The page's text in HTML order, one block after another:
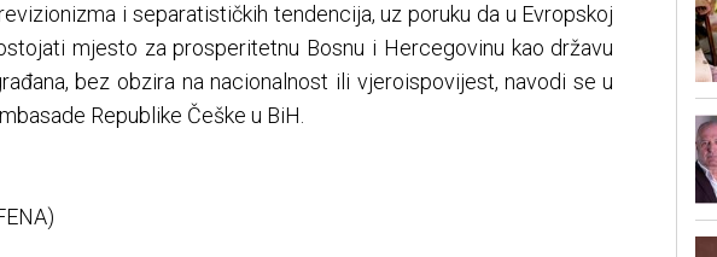
i separatističkih tendencija, uz poruku da u Evropskoj
mjesto za prosperitetnu Bosnu i Hercegovinu kao državu
bez obzira na nacionalnost ili vjeroispovijest, navodi se u
Republike Češke u BiH.